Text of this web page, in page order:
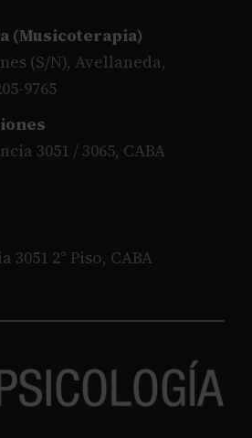
(Musicoterapia)
(S/N), Avellaneda,
9765
3051 / 3065, CABA
2° Piso, CABA